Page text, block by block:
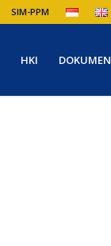
SIM-PPM
HKI DOKUMEN